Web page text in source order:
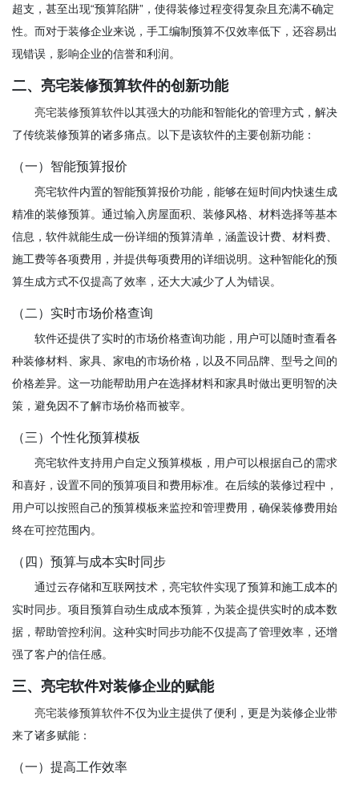
超支，甚至出现“预算陷阱”，使得装修过程变得复杂且充满不确定
性。而对于装修企业来说，手工编制预算不仅效率低下，还容易出
现错误，影响企业的信誉和利润。
二、亮宅装修预算软件的创新功能
亮宅装修预算软件以其强大的功能和智能化的管理方式，解决
了传统装修预算的诸多痛点。以下是该软件的主要创新功能：
（一）智能预算报价
亮宅软件内置的智能预算报价功能，能够在短时间内快速生成
精准的装修预算。通过输入房屋面积、装修风格、材料选择等基本
信息，软件就能生成一份详细的预算清单，涵盖设计费、材料费、
施工费等各项费用，并提供每项费用的详细说明。这种智能化的预
算生成方式不仅提高了效率，还大大减少了人为错误。
（二）实时市场价格查询
软件还提供了实时的市场价格查询功能，用户可以随时查看各
种装修材料、家具、家电的市场价格，以及不同品牌、型号之间的
价格差异。这一功能帮助用户在选择材料和家具时做出更明智的决
策，避免因不了解市场价格而被宰。
（三）个性化预算模板
亮宅软件支持用户自定义预算模板，用户可以根据自己的需求
和喜好，设置不同的预算项目和费用标准。在后续的装修过程中，
用户可以按照自己的预算模板来监控和管理费用，确保装修费用始
终在可控范围内。
（四）预算与成本实时同步
通过云存储和互联网技术，亮宅软件实现了预算和施工成本的
实时同步。项目预算自动生成成本预算，为装企提供实时的成本数
据，帮助管控利润。这种实时同步功能不仅提高了管理效率，还增
强了客户的信任感。
三、亮宅软件对装修企业的赋能
亮宅装修预算软件不仅为业主提供了便利，更是为装修企业带
来了诸多赋能：
（一）提高工作效率